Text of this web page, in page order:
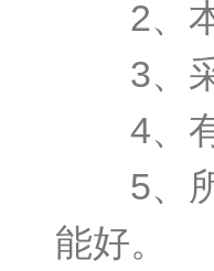
2、本
3、采
4、有
5、所
能好。